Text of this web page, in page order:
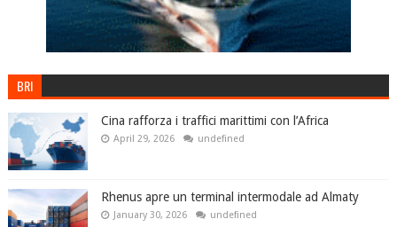
BRI
Cina rafforza i traffici marittimi con l’Africa
April 29, 2026 undefined
Rhenus apre un terminal intermodale ad Almaty
January 30, 2026 undefined